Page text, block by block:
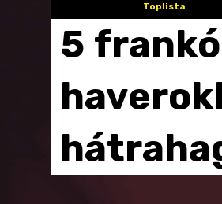
Toplista
5 frankó